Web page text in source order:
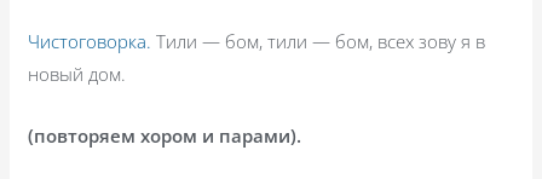
Чистоговорка. Тили — бом, тили — бом, всех зову я в
новый дом.
(повторяем хором и парами).